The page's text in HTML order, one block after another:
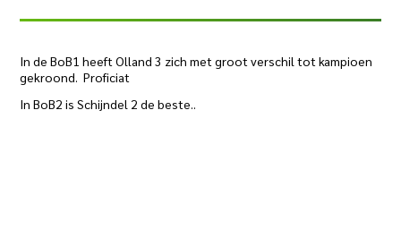
In de BoB1 heeft Olland 3 zich met groot verschil tot kampioen
gekroond. Proficiat
In BoB2 is Schijndel 2 de beste..